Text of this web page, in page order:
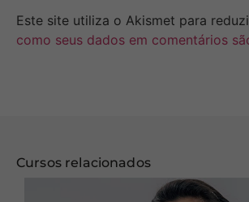
Este site utiliza o Akismet para
como seus dados em comentários
Cursos relacionados